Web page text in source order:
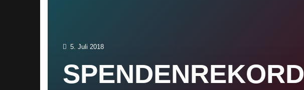
5. Juli 2018
SPENDENREKORD